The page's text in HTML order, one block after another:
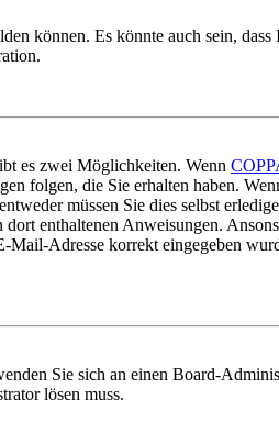
können. Es könnte auch sein,
es zwei Möglichkeiten. Wenn
folgen, die Sie erhalten haben.
müssen Sie dies selbst
enthaltenen Anweisungen.
Adresse korrekt eingegeben
Sie sich an einen Board-
lösen muss.